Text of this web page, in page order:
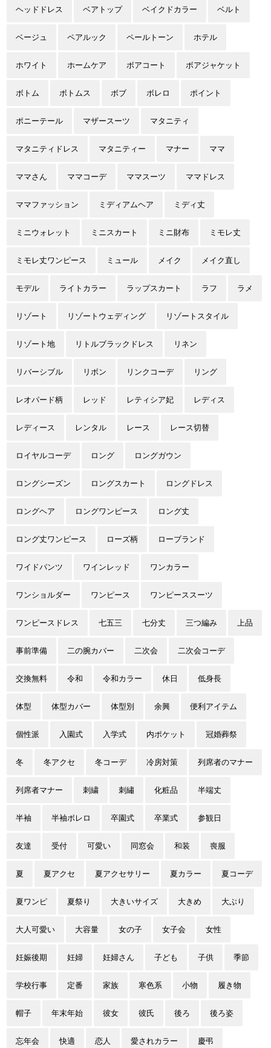
ヘッドドレス ベアトップ ベイクドカラー ベルト
ベージュ ペアルック ペールトーン ホテル
ホワイト ホームケア ボアコート ボアジャケット
ボトム ボトムス ボブ ボレロ ポイント
ポニーテール マザースーツ マタニティ
マタニティドレス マタニティー マナー ママ
ママさん ママコーデ ママスーツ ママドレス
ママファッション ミディアムヘア ミディ丈
ミニウォレット ミニスカート ミニ財布 ミモレ丈
ミモレ丈ワンピース ミュール メイク メイク直し
モデル ライトカラー ラップスカート ラフ ラメ
リゾート リゾートウェディング リゾートスタイル
リゾート地 リトルブラックドレス リネン
リバーシブル リボン リンクコーデ リング
レオパード柄 レッド レティシア妃 レディス
レディース レンタル レース レース切替
ロイヤルコーデ ロング ロングガウン
ロングシーズン ロングスカート ロングドレス
ロングヘア ロングワンピース ロング丈
ロング丈ワンピース ローズ柄 ローブランド
ワイドパンツ ワインレッド ワンカラー
ワンショルダー ワンピース ワンピーススーツ
ワンピースドレス 七五三 七分丈 三つ編み 上品
事前準備 二の腕カバー 二次会 二次会コーデ
交換無料 令和 令和カラー 休日 低身長
体型 体型カバー 体型別 余興 便利アイテム
個性派 入園式 入学式 内ポケット 冠婚葬祭
冬 冬アクセ 冬コーデ 冷房対策 列席者のマナー
列席者マナー 刺繍 刺繡 化粧品 半端丈
半袖 半袖ボレロ 卒園式 卒業式 参観日
友達 受付 可愛い 同窓会 和装 喪服
夏 夏アクセ 夏アクセサリー 夏カラー 夏コーデ
夏ワンピ 夏祭り 大きいサイズ 大きめ 大ぶり
大人可愛い 大容量 女の子 女子会 女性
妊娠後期 妊婦 妊婦さん 子ども 子供 季節
学校行事 定番 家族 寒色系 小物 履き物
帽子 年末年始 彼女 彼氏 後ろ 後ろ姿
忘年会 快適 恋人 愛されカラー 慶弔